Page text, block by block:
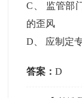
C
监管部
的歪风
D
应制定
答案：D